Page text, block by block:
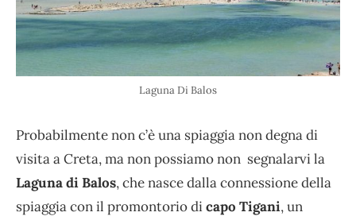
Laguna Di Balos
Probabilmente non c’è una spiaggia non degna di
visita a Creta, ma non possiamo non segnalarvi la
Laguna di Balos, che nasce dalla connessione della
spiaggia con il promontorio dicapo Tigani, un